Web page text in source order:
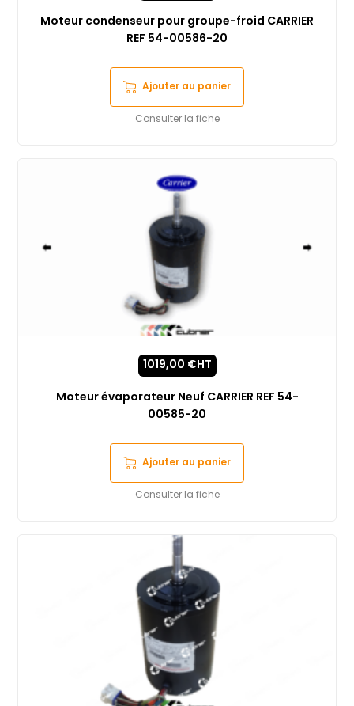
Moteur condenseur pour groupe-froid CARRIER
REF 54-00586-20
Ajouter au panier
Consulter la fiche
Moteur évaporateur Neuf CARRIER REF 54-
00585-20
1019,00 €HT
Ajouter au panier
Consulter la fiche